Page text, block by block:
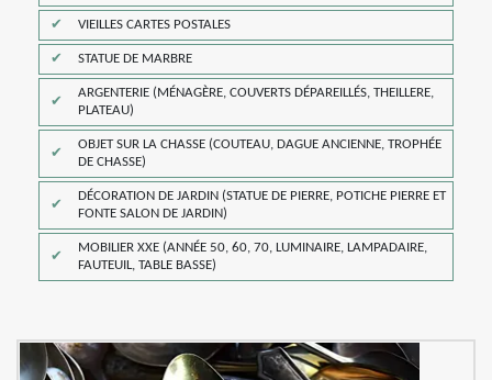
VIEILLES CARTES POSTALES
STATUE DE MARBRE
ARGENTERIE (MÉNAGÈRE, COUVERTS DÉPAREILLÉS, THEILLERE,
PLATEAU)
OBJET SUR LA CHASSE (COUTEAU, DAGUE ANCIENNE, TROPHÉE
DE CHASSE)
DÉCORATION DE JARDIN (STATUE DE PIERRE, POTICHE PIERRE ET
FONTE SALON DE JARDIN)
MOBILIER XXE (ANNÉE 50, 60, 70, LUMINAIRE, LAMPADAIRE,
FAUTEUIL, TABLE BASSE)